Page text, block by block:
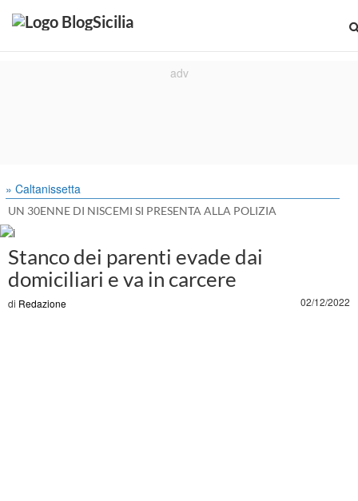
» Caltanissetta
UN 30ENNE DI NISCEMI SI PRESENTA ALLA POLIZIA
Stanco dei parenti evade dai
domiciliari e va in carcere
di Redazione 02/12/2022